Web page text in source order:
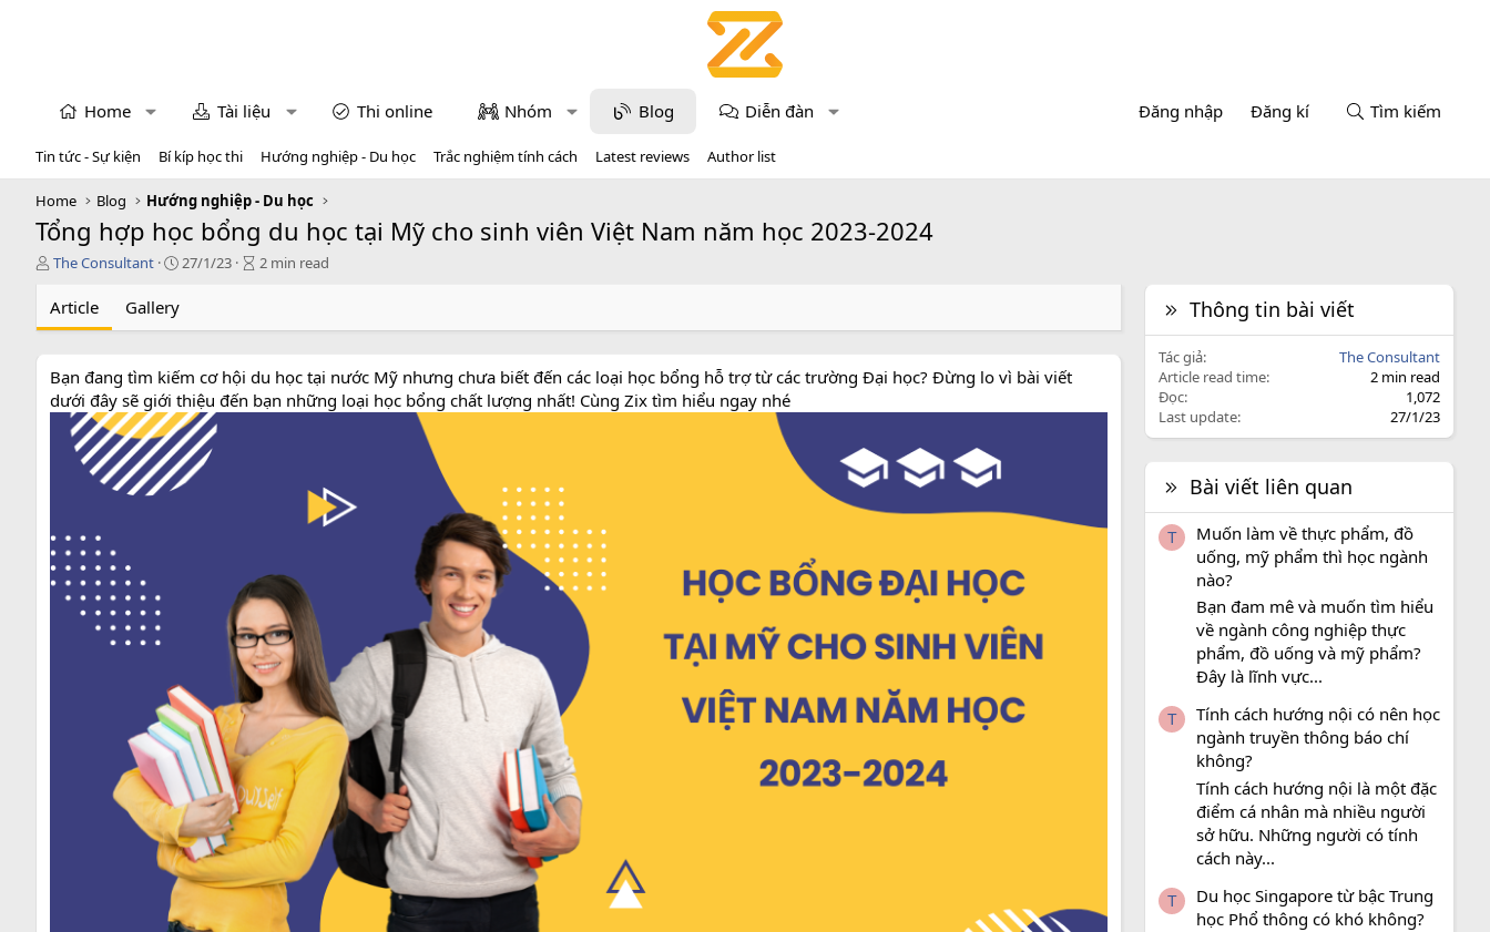
Home Tài liệu Thi online Nhóm Blog Diễn đàn Đăng nhập Đăng kí Tìm kiếm
Tin tức - Sự kiện Bí kíp học thi Hướng nghiệp - Du học Trắc nghiệm tính cách Latest reviews Author list
Home Blog Hướng nghiệp - Du học
Tổng hợp học bổng du học tại Mỹ cho sinh viên Việt Nam năm học 2023-2024
T
c
The Consultant
P
h
d
a
t
e
27/1/23
A
e
r
2 min read
Article Gallery
Bạn đang tìm kiếm cơ hội du học tại nước Mỹ nhưng chưa biết đến các loại học bổng hỗ trợ từ các trường Đại học? Đừng lo vì bài viết
dưới đây sẽ giới thiệu đến bạn những loại học bổng chất lượng nhất! Cùng Zix tìm hiểu ngay nhé
Thông tin bài viết
Tác giả
The Consultant
Article read time
2 min read
Đọc
1,072
Last update
27/1/23
Bài viết liên quan
T
Muốn làm về thực phẩm, đồ
uống, mỹ phẩm thì học ngành
nào?
Bạn đam mê và muốn tìm hiểu
về ngành công nghiệp thực
phẩm, đồ uống và mỹ phẩm?
Đây là lĩnh vực...
T
Tính cách hướng nội có nên học
ngành truyền thông báo chí
không?
Tính cách hướng nội là một đặc
điểm cá nhân mà nhiều người
sở hữu. Những người có tính
cách này...
T
Du học Singapore từ bậc Trung
học Phổ thông có khó không?